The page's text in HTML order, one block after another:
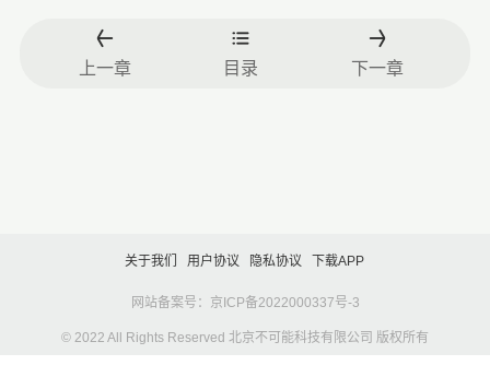
上一章 目录 下一章
关于我们 用户协议 隐私协议 下载APP
网站备案号：京ICP备2022000337号-3
© 2022 All Rights Reserved 北京不可能科技有限公司 版权所有